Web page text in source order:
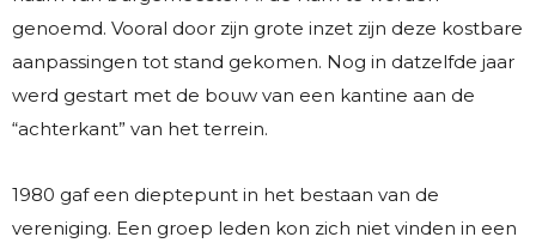
genoemd. Vooral door zijn grote inzet zijn deze kostbare
aanpassingen tot stand gekomen. Nog in datzelfde jaar
werd gestart met de bouw van een kantine aan de
“achterkant” van het terrein.
1980 gaf een dieptepunt in het bestaan van de
vereniging. Een groep leden kon zich niet vinden in een